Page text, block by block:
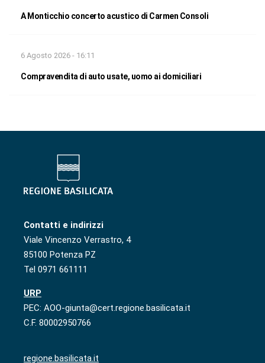
A Monticchio concerto acustico di Carmen Consoli
6 Agosto 2026 - 16:11
Compravendita di auto usate, uomo ai domiciliari
Contatti e indirizzi
Viale Vincenzo Verrastro, 4
85100 Potenza PZ
Tel 0971 661111
URP
PEC: AOO-giunta@cert.regione.basilicata.it
C.F. 80002950766
regione.basilicata.it